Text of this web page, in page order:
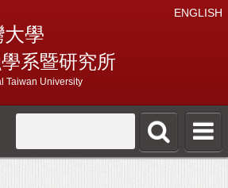
ENGLISH
大學
系暨研究所
Taiwan University